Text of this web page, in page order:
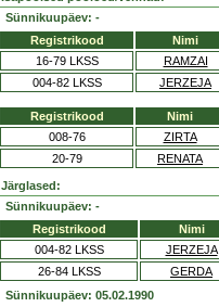
Sünnikuupäev: -
Registrikood
Nimi
16-79 LKSS
RAMZAI
004-82 LKSS
JERZEJA
Registrikood Nimi
008-76
ZIRTA
20-79
RENATA
Järglased:
Sünnikuupäev: -
Registrikood
Nimi
004-82 LKSS
JERZEJA
26-84 LKSS
GERDA
Sünnikuupäev: 05.02.1990